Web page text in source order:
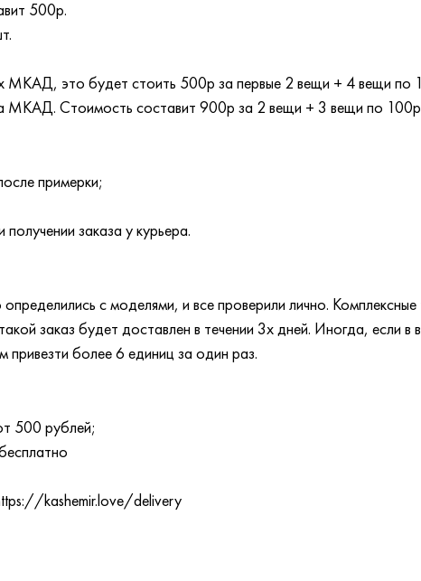
500р.
МКАД, это будет стоить 500р за первые 2 вещи + 4 вещи
МКАД. Стоимость составит 900р за 2 вещи + 3 вещи по
примерки;
заказа у курьера.
с моделями, и все проверили лично. Комплексные
заказ будет доставлен в течении 3х дней. Иногда, если
более 6 единиц за один раз.
500 рублей;
kashemir.love/delivery